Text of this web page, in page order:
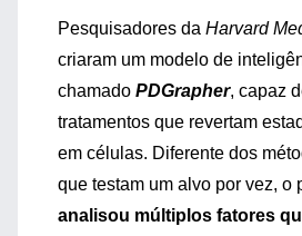
Pesquisadores da Harvard
criaram um modelo de
chamado PDGrapher, capaz
tratamentos que revertam
em células. Diferente dos
que testam um alvo por vez, o
analisou múltiplos fatores